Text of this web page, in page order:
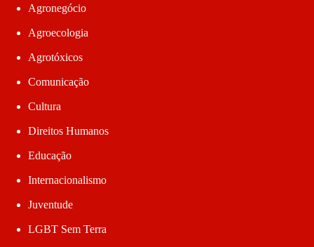
Agronegócio
Agroecologia
Agrotóxicos
Comunicação
Cultura
Direitos Humanos
Educação
Internacionalismo
Juventude
LGBT Sem Terra